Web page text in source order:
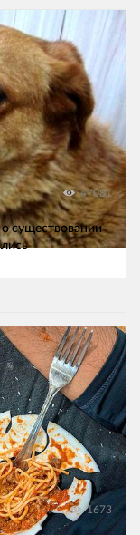
47081
существовании
1673